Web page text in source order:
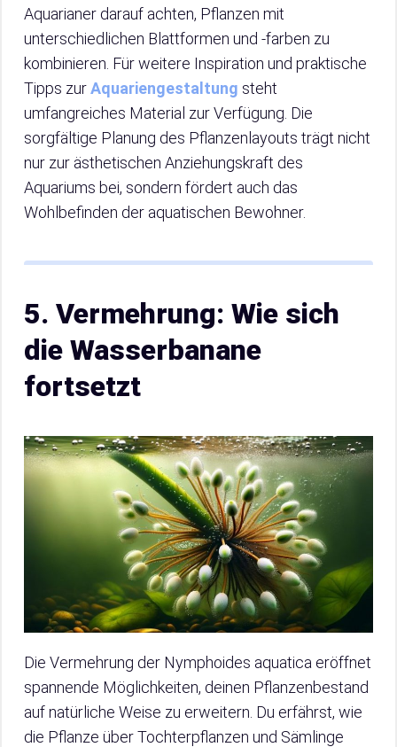
Aquarianer darauf achten, Pflanzen mit
unterschiedlichen Blattformen und -farben zu
kombinieren. Für weitere Inspiration und praktische
Tipps zurAquariengestaltung steht
umfangreiches Material zur Verfügung. Die
sorgfältige Planung des Pflanzenlayouts trägt nicht
nur zur ästhetischen Anziehungskraft des
Aquariums bei, sondern fördert auch das
Wohlbefinden der aquatischen Bewohner.
5. Vermehrung: Wie sich
die Wasserbanane
fortsetzt
Die Vermehrung der Nymphoides aquatica eröffnet
spannende Möglichkeiten, deinen Pflanzenbestand
auf natürliche Weise zu erweitern. Du erfährst, wie
die Pflanze über Tochterpflanzen und Sämlinge